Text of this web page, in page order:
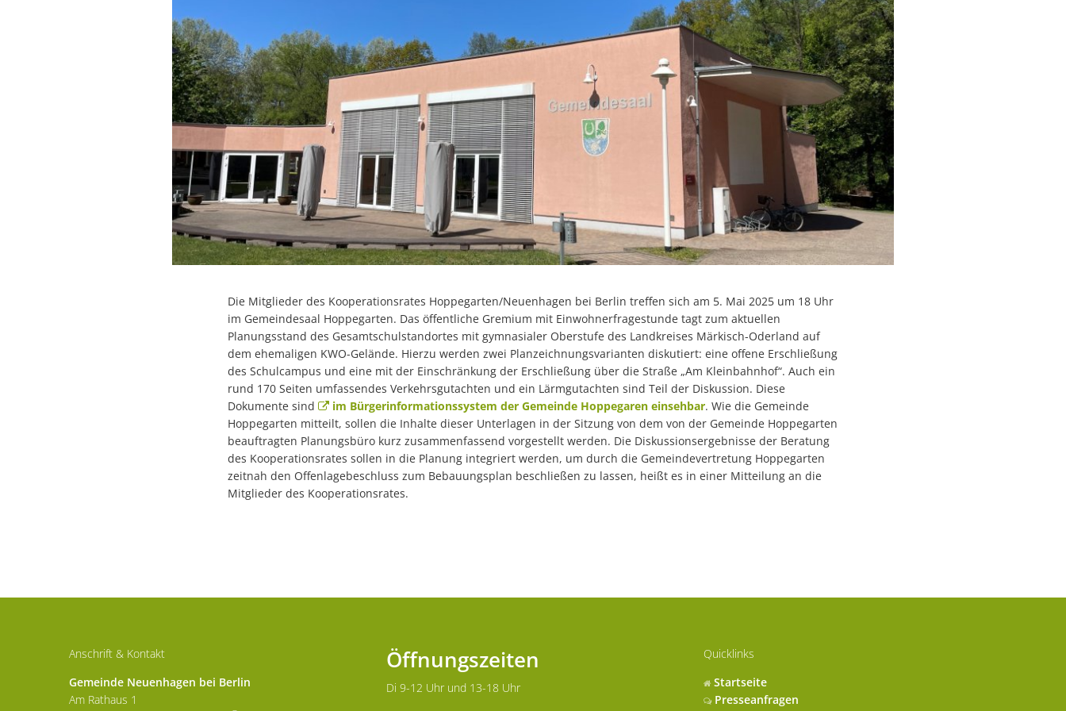
Die Mitglieder des Kooperationsrates Hoppegarten/Neuenhagen bei Berlin treffen sich am 5. Mai 2025 um 18 Uhr
im Gemeindesaal Hoppegarten. Das öffentliche Gremium mit Einwohnerfragestunde tagt zum aktuellen
Planungsstand des Gesamtschulstandortes mit gymnasialer Oberstufe des Landkreises Märkisch-Oderland auf
dem ehemaligen KWO-Gelände. Hierzu werden zwei Planzeichnungsvarianten diskutiert: eine offene Erschließung
des Schulcampus und eine mit der Einschränkung der Erschließung über die Straße „Am Kleinbahnhof“. Auch ein
rund 170 Seiten umfassendes Verkehrsgutachten und ein Lärmgutachten sind Teil der Diskussion. Diese
Dokumente sind
im Bürgerinformationssystem der Gemeinde Hoppegaren einsehbar. Wie die Gemeinde
Hoppegarten mitteilt, sollen die Inhalte dieser Unterlagen in der Sitzung von dem von der Gemeinde Hoppegarten
beauftragten Planungsbüro kurz zusammenfassend vorgestellt werden. Die Diskussionsergebnisse der Beratung
des Kooperationsrates sollen in die Planung integriert werden, um durch die Gemeindevertretung Hoppegarten
zeitnah den Offenlagebeschluss zum Bebauungsplan beschließen zu lassen, heißt es in einer Mitteilung an die
Mitglieder des Kooperationsrates.
Anschrift & Kontakt
Gemeinde Neuenhagen bei Berlin
Am Rathaus 1
Öffnungszeiten
Di 9-12 Uhr und 13-18 Uhr
Quicklinks
Startseite
Presseanfragen